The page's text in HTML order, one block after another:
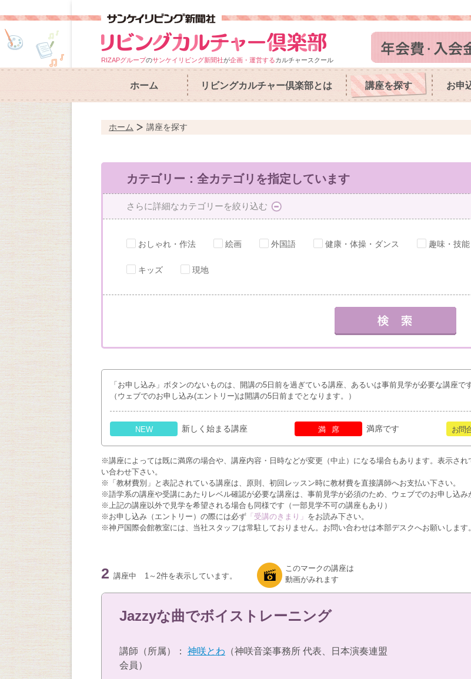
RIZAPグループのサンケイリビング新聞社が企画・運営するカルチャースクール
ホーム リビングカルチャー倶楽部とは 講座を探す お申
ホーム 講座を探す
カテゴリー：全カテゴリを指定しています
さらに詳細なカテゴリーを絞り込む
おしゃれ・作法 絵画 外国語 健康・体操・ダンス 趣味・技能
キッズ 現地
「お申し込み」ボタンのないものは、開講の5日前を過ぎている講座、あるいは事前見学が必要な講座で
（ウェブでのお申し込み(エントリー)は開講の5日前までとなります。）
NEW 新しく始まる講座 満席 満席です お問
※講座によっては既に満席の場合や、講座内容・日時などが変更（中止）になる場合もあります。表示さ
い合わせ下さい。
※「教材費別」と表記されている講座は、原則、初回レッスン時に教材費を直接講師へお支払い下さい。
※語学系の講座や受講にあたりレベル確認が必要な講座は、事前見学が必須のため、ウェブでのお申し込み
※上記の講座以外で見学を希望される場合も同様です（一部見学不可の講座もあり）
※お申し込み（エントリー）の際には必ず 「受講のきまり」 をお読み下さい。
※神戸国際会館教室には、当社スタッフは常駐しておりません。お問い合わせは本部デスクへお願いします。
2 講座中 1～2件を表示しています。
このマークの講座は
動画がみれます
Jazzyな曲でボイストレーニング
講師（所属）： 神咲とわ （神咲音楽事務所 代表、日本演奏連盟
会員）